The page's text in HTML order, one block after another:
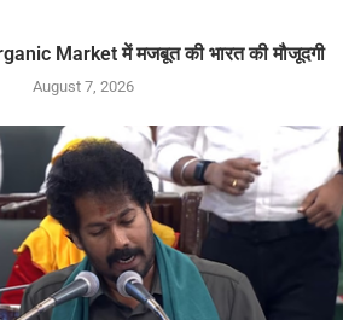
Market में मजबूत की भारत की मौजूदगी
August 7, 2026